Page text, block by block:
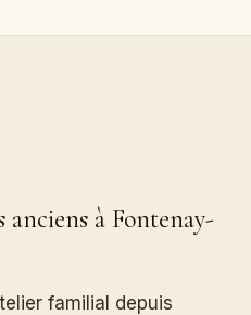
à Fontenay-
familial depuis